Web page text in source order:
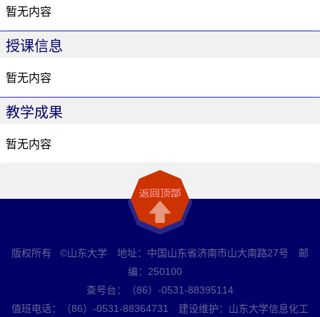
暂无内容
授课信息
暂无内容
教学成果
暂无内容
版权所有 ©山东大学 地址：中国山东省济南市山大南路27号 邮
编：250100
查号台：（86）-0531-88395114
值班电话：（86）-0531-88364731 建设维护：山东大学信息化工